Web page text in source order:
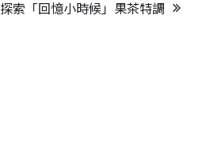
探索「回憶小時候」果茶特調